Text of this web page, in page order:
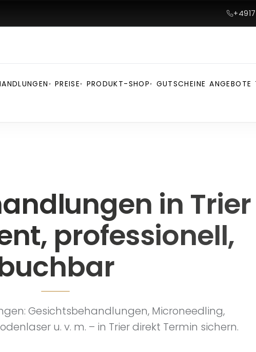
▾ PREISE▾ PRODUKT-SHOP▾ GUTSCHEINE ANGEBOTE
in
professionell,
Gesichtsbehandlungen, Microneedling,
u. v. m. – in Trier direkt Termin sichern.